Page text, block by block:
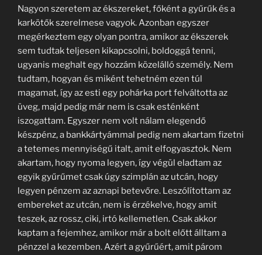
Nagyon szeretem az ékszereket, főként a gyűrűk és a
karkötők szerelmese vagyok. Azonban egyszer
megérkeztem egy olyan pontra, amikor az ékszerek
sem tudtak teljesen kikapcsolni, boldoggá tenni,
ugyanis meghalt egy hozzám közelálló személy. Nem
tudtam, hogyan és miként tehetném ezen túl
magamat, így az esti egy pohárka port felváltotta az
üveg, majd pedig már nem is csak esténként
iszogattam. Egyszer nem volt nálam elegendő
készpénz, a bankkártyámmal pedig nem akartam fizetni
a tetemes mennyiségű italt, amit elfogyasztok. Nem
akartam, hogy nyoma legyen, így végül eladtam az
egyik gyűrűmet csak úgy szimplán az utcán, hogy
legyen pénzem az aznapi betevőre. Leszólítottam az
embereket az utcán, nem is érzékelve, hogy amit
teszek, az rossz, ciki, irtó kellemetlen. Csak akkor
kaptam a fejemhez, amikor már a bolt előtt álltam a
pénzzel a kezemben. Azért a gyűrűért, amit párom